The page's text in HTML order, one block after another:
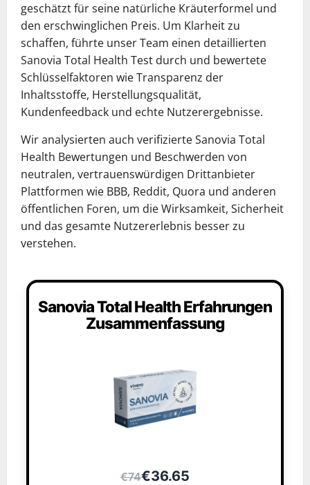
geschätzt für seine natürliche Kräuterformel und
den erschwinglichen Preis. Um Klarheit zu
schaffen, führte unser Team einen detaillierten
Sanovia Total Health Test durch und bewertete
Schlüsselfaktoren wie Transparenz der
Inhaltsstoffe, Herstellungsqualität,
Kundenfeedback und echte Nutzerergebnisse.
Wir analysierten auch verifizierte Sanovia Total
Health Bewertungen und Beschwerden von
neutralen, vertrauenswürdigen Drittanbieter
Plattformen wie BBB, Reddit, Quora und anderen
öffentlichen Foren, um die Wirksamkeit, Sicherheit
und das gesamte Nutzererlebnis besser zu
verstehen.
Sanovia Total Health Erfahrungen
Zusammenfassung
€74€36.65